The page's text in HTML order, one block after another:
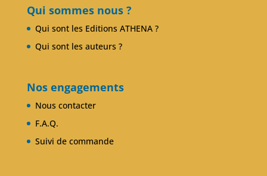
Forum enseignants
Qui sommes nous ?
Qui sont les Editions ATHENA ?
Qui sont les auteurs ?
Nos engagements
Nous contacter
F.A.Q.
Suivi de commande